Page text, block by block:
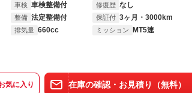
車検 車検整備付 修復歴 なし
整備 法定整備付 保証付 3ヶ月・3000km
排気量 660cc ミッション MT5速
気に入り 在庫の確認・お見積り（無料）